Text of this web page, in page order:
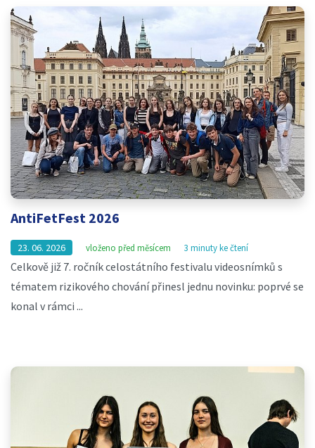
AntiFetFest 2026
23. 06. 2026 vloženo před měsícem 3 minuty ke čtení
Celkově již 7. ročník celostátního festivalu videosnímků s
tématem rizikového chování přinesl jednu novinku: poprvé se
konal v rámci ...